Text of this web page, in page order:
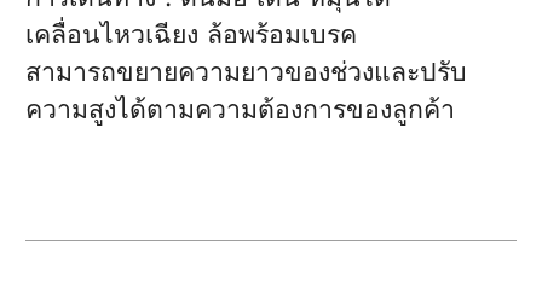
เคลื่อนไหวเฉียง ล้อพร้อมเบรค
สามารถขยายความยาวของช่วงและปรับ
ความสูงได้ตามความต้องการของลูกค้า